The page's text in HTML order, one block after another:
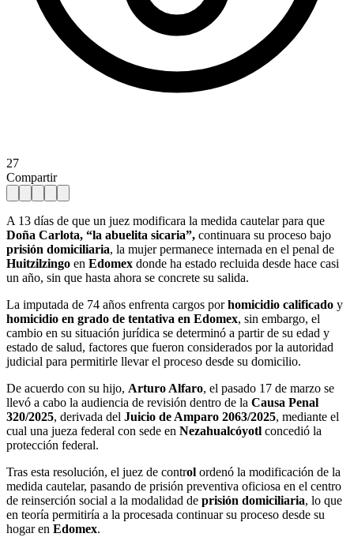
27
Compartir
A 13 días de que un juez modificara la medida cautelar para que
Doña Carlota, “la abuelita sicaria”, continuara su proceso bajo
prisión domiciliaria, la mujer permanece internada en el penal de
Huitzilzingo en Edomex donde ha estado recluida desde hace casi
un año, sin que hasta ahora se concrete su salida.
La imputada de 74 años enfrenta cargos porhomicidio calificado y
homicidio en grado de tentativa en Edomex, sin embargo, el
cambio en su situación jurídica se determinó a partir de su edad y
estado de salud, factores que fueron considerados por la autoridad
judicial para permitirle llevar el proceso desde su domicilio.
De acuerdo con su hijo, Arturo Alfaro, el pasado 17 de marzo se
llevó a cabo la audiencia de revisión dentro de la Causa Penal
320/2025, derivada del Juicio de Amparo 2063/2025, mediante el
cual una jueza federal con sede en Nezahualcóyotl concedió la
protección federal.
Tras esta resolución, el juez de control ordenó la modificación de la
medida cautelar, pasando de prisión preventiva oficiosa en el centro
de reinserción social a la modalidad de prisión domiciliaria, lo que
en teoría permitiría a la procesada continuar su proceso desde su
hogar en Edomex.